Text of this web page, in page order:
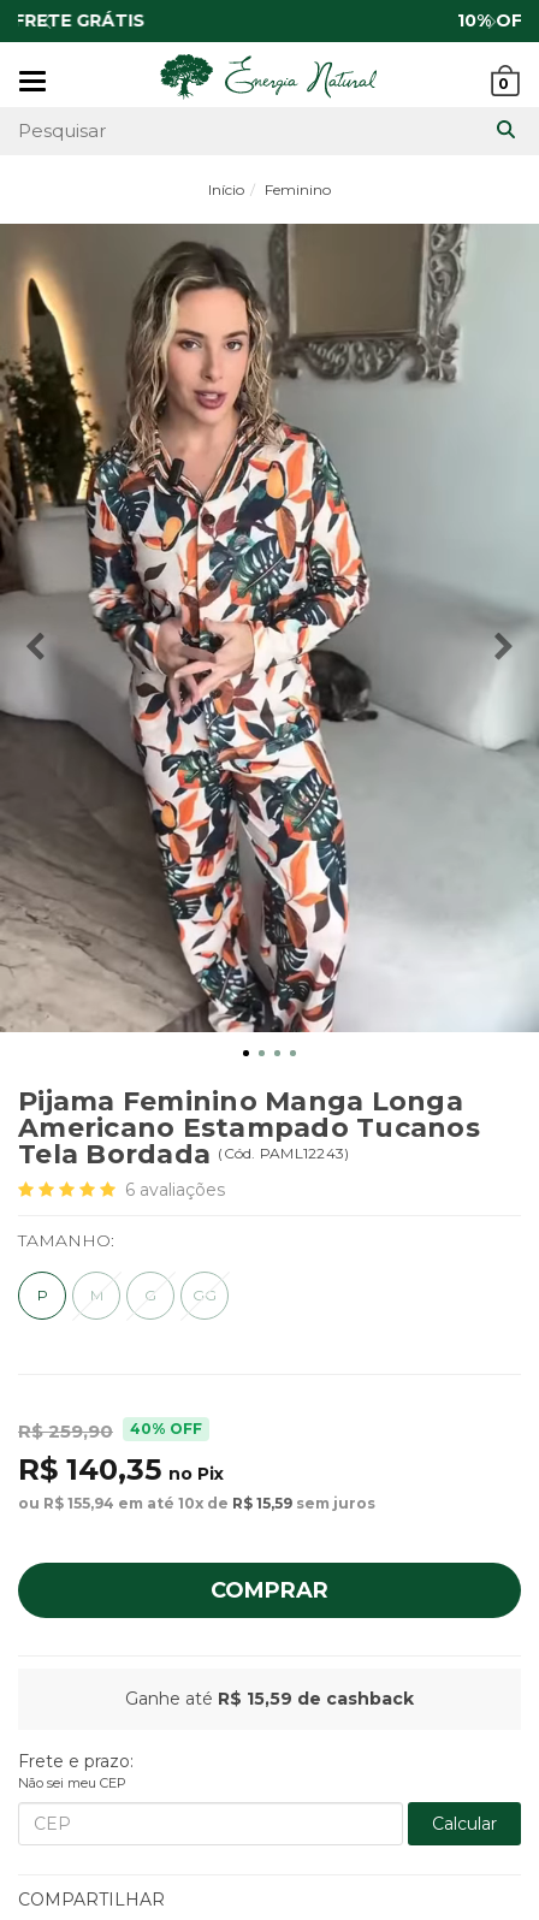
0
Início Feminino
Pijama Feminino Manga Longa
Americano Estampado Tucanos
Tela Bordada ( Cód. PAML12243)
6 avaliações
TAMANHO:
P M G GG
R$ 259,90 40% OFF
R$ 140,35 no Pix
ou R$ 155,94 em até 10x de R$ 15,59 sem juros
COMPRAR
Ganhe até R$ 15,59 de cashback
Frete e prazo:
Não sei meu CEP
Calcular
COMPARTILHAR